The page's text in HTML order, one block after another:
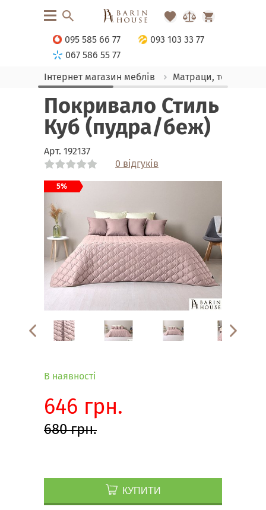
095 585 66 77
093 103 33 77
067 586 55 77
Інтернет магазин меблів
Матраци, текстиль
Покривало Стиль
Куб (пудра/беж)
Арт. 192137
0 відгуків
5%
Link
Link
Link
Link
Link
Link
Link
Link
Link
Link
В наявності
646 грн.
680 грн.
КУПИТИ